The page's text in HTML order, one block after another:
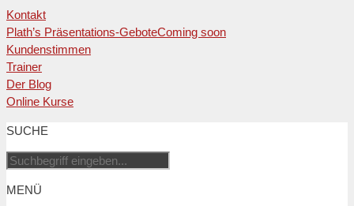
Kontakt
Plath’s Präsentations-GeboteComing soon
Kundenstimmen
Trainer
Der Blog
Online Kurse
Inhalt
springen
SUCHE
MENÜ